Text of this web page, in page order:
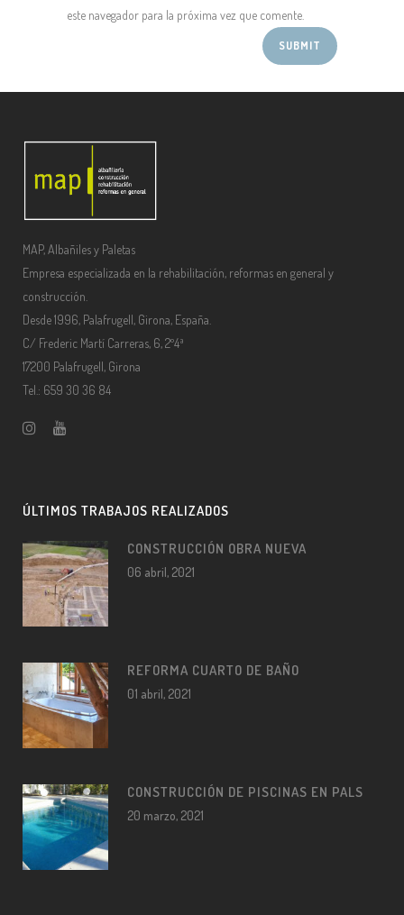
este navegador para la próxima vez que comente.
MAP, Albañiles y Paletas
Empresa especializada en la rehabilitación, reformas en general y
construcción.
Desde 1996, Palafrugell, Girona, España.
C/ Frederic Martí Carreras, 6, 2º4ª
17200 Palafrugell, Girona
Tel.: 659 30 36 84
ÚLTIMOS TRABAJOS REALIZADOS
CONSTRUCCIÓN OBRA NUEVA
06 abril, 2021
REFORMA CUARTO DE BAÑO
01 abril, 2021
CONSTRUCCIÓN DE PISCINAS EN PALS
20 marzo, 2021